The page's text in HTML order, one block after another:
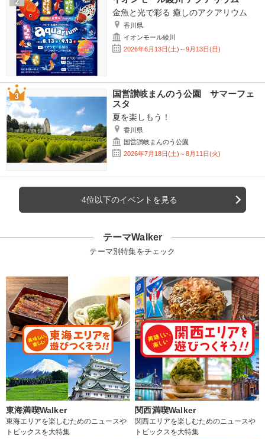
金魚と光で彩る 癒しのアクアリウム
香川県
イオンモール綾川
2026年6月13日(土)～9月13日(日)
国営讃岐まんのう公園 サマーフェ
スタ
夏を楽しもう！
香川県
国営讃岐まんのう公園
2026年7月18日(土)～8月11日(火)
4位以下のイベントを見る
テーマWalker
テーマ別特集をチェック
東海満喫Walker
東海エリアを楽しむためのニュースや
トピックスを大特集
関西満喫Walker
関西エリアを楽しむためのニュースや
トピックスを大特集